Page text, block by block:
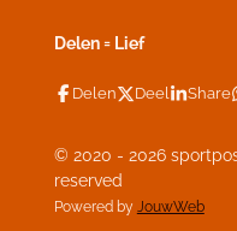
e
b
o
t
a
r
Delen = Lief
Delen Deel Share
© 2020 - 2026
reserved
Powered by JouwWeb